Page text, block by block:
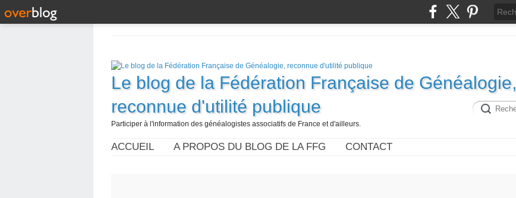
Le blog de la Fédération Française de Généalogie,
reconnue d'utilité publique
Participer à l'information des généalogistes associatifs de France et d'ailleurs.
ACCUEIL A PROPOS DU BLOG DE LA FFG CONTACT